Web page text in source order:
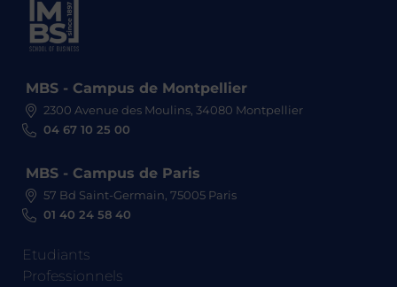
MBS - Campus de Montpellier
2300 Avenue des Moulins, 34080 Montpellier
04 67 10 25 00
MBS - Campus de Paris
57 Bd Saint-Germain, 75005 Paris
01 40 24 58 40
Etudiants
Professionnels